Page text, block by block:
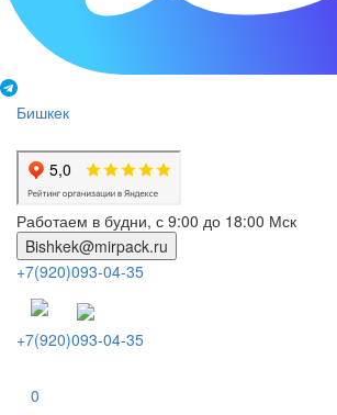
Бишкек
Работаем в будни, с 9:00 до 18:00 Мск
Bishkek@mirpack.ru
+7(920)093-04-35
+7(920)093-04-35
0